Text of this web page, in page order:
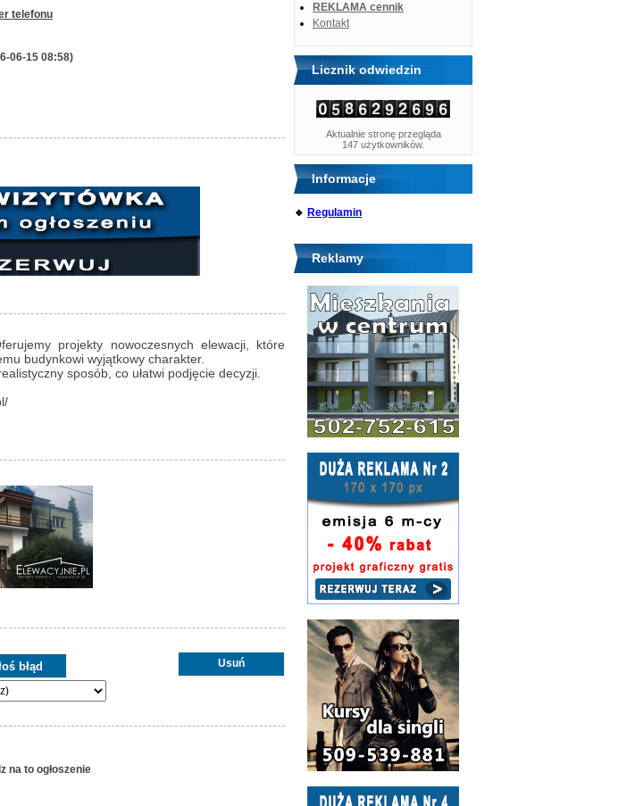
telefonu
06-15 08:58)
projekty nowoczesnych elewacji, które
budynkowi wyjątkowy charakter.
sposób, co ułatwi podjęcie decyzji.
Usuń
na to ogłoszenie
REKLAMA cennik
Kontakt
Licznik odwiedzin
Aktualnie stronę przegląda
147 użytkowników.
Informacje
🔹 Regulamin
Reklamy